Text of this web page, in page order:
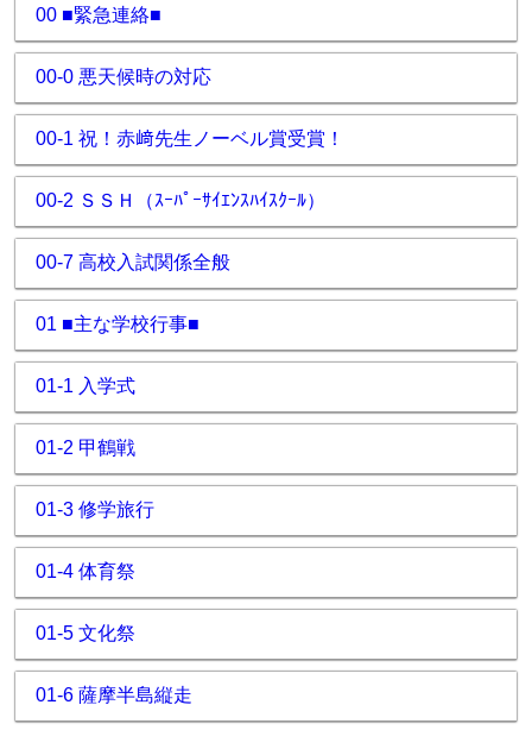
00 ■緊急連絡■
00-0 悪天候時の対応
00-1 祝！赤﨑先生ノーベル賞受賞！
00-2 ＳＳＨ（ｽｰﾊﾟｰｻｲｴﾝｽﾊｲｽｸｰﾙ）
00-7 高校入試関係全般
01 ■主な学校行事■
01-1 入学式
01-2 甲鶴戦
01-3 修学旅行
01-4 体育祭
01-5 文化祭
01-6 薩摩半島縦走